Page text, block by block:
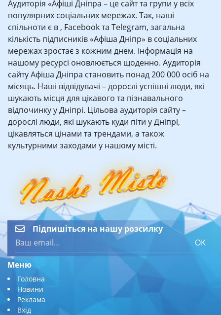
Аудиторія «Афіші Дніпра – це сайт та групи у всіх
популярних соціальних мережах. Так, наші
спільноти є в , Facebook та Telegram, загальна
кількість підписників «Афіша Дніпр» в соціальних
мережах зростає з кожним днем. Інформація на
нашому ресурсі оновлюється щоденно. Аудиторія
сайту Афіша Дніпра становить понад 200 000 осіб на
місяць. Наші відвідувачі – дорослі успішні люди, які
шукають місця для цікавого та пізнавального
відпочинку у Дніпрі. Цільова аудиторія сайту –
дорослі люди, які шукають куди піти у Дніпрі,
цікавляться цінами та трендами, а також
культурними заходами у нашому місті.
Підпишіться на нашу розсилку
OK
Меню
Головна
Новини
Реклама
Вхід